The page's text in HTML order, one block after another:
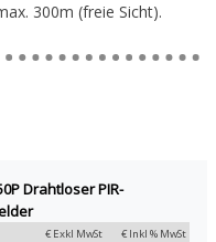
300m (freie Sicht).
Drahtloser PIR-
€ Exkl MwSt € Inkl % MwSt